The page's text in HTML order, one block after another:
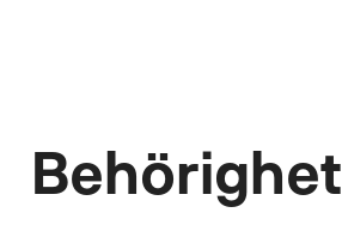
Behörighet